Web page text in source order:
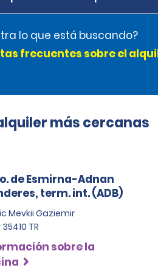
lo que está buscando?
frecuentes sobre el
más cercanas
de Esmirna-Adnan
term. int. (ADB)
Mevkii Gaziemir
TR
sobre la